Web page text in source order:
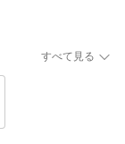
すべて見る